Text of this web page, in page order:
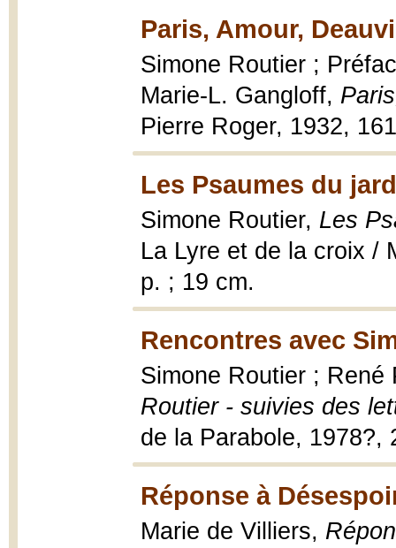
Paris, Amour,
Simone Routier ;
Marie-L. Gangloff,
Pierre Roger, 1932,
Les Psaumes du
Simone Routier, Les
La Lyre et de la croix /
p. ; 19 cm.
Rencontres avec
Simone Routier ;
Routier - suivies des
de la Parabole, 1978?,
Réponse à
Marie de Villiers,